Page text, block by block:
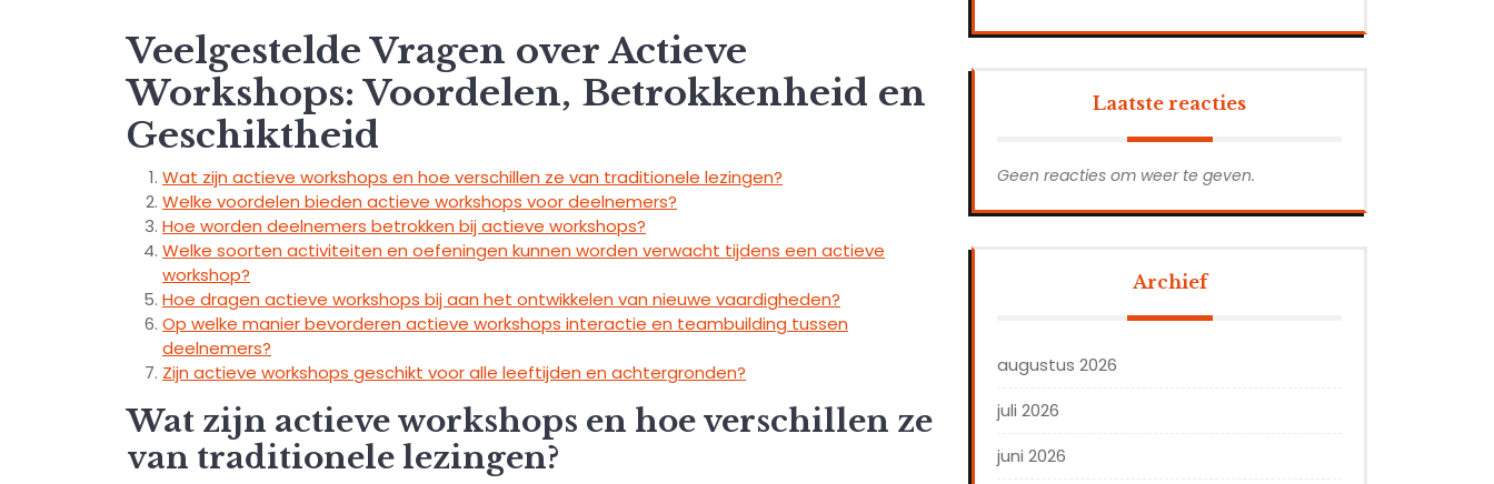
Veelgestelde Vragen over Actieve
Workshops: Voordelen, Betrokkenheid en
Geschiktheid
Wat zijn actieve workshops en hoe verschillen ze van traditionele lezingen?
Welke voordelen bieden actieve workshops voor deelnemers?
Hoe worden deelnemers betrokken bij actieve workshops?
Welke soorten activiteiten en oefeningen kunnen worden verwacht tijdens een actieve
workshop?
Hoe dragen actieve workshops bij aan het ontwikkelen van nieuwe vaardigheden?
Op welke manier bevorderen actieve workshops interactie en teambuilding tussen
deelnemers?
Zijn actieve workshops geschikt voor alle leeftijden en achtergronden?
Wat zijn actieve workshops en hoe verschillen ze
van traditionele lezingen?
Laatste reacties
Geen reacties om weer te geven.
Archief
augustus 2026
juli 2026
juni 2026